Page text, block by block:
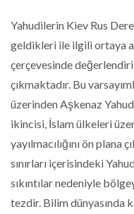
Yahudilerin Kiev Rus
geldikleri ile ilgili ortaya
çerçevesinde
çıkmaktadır. Bu
üzerinden Aşkenaz
ikincisi, İslam ülkeleri
yayılmacılığını ön plana
sınırları içerisindeki
sıkıntılar nedeniyle
tezdir. Bilim dünyasında